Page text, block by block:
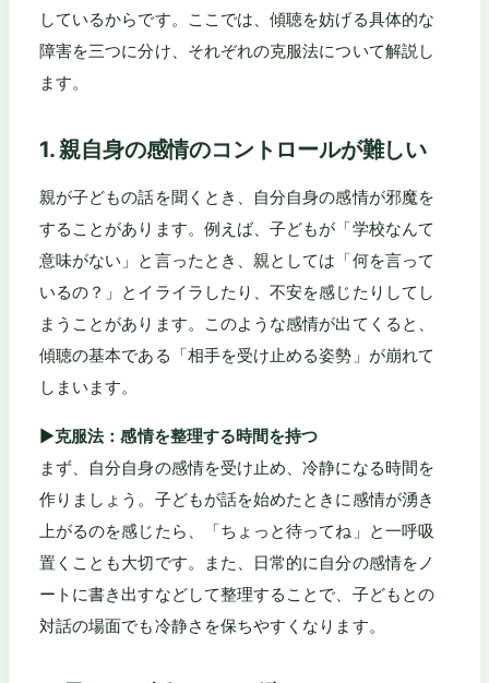
しているからです。ここでは、傾聴を妨げる具体的な
障害を三つに分け、それぞれの克服法について解説し
ます。
1. 親自身の感情のコントロールが難しい
親が子どもの話を聞くとき、自分自身の感情が邪魔を
することがあります。例えば、子どもが「学校なんて
意味がない」と言ったとき、親としては「何を言って
いるの？」とイライラしたり、不安を感じたりしてし
まうことがあります。このような感情が出てくると、
傾聴の基本である「相手を受け止める姿勢」が崩れて
しまいます。
▶克服法：感情を整理する時間を持つ
まず、自分自身の感情を受け止め、冷静になる時間を
作りましょう。子どもが話を始めたときに感情が湧き
上がるのを感じたら、「ちょっと待ってね」と一呼吸
置くことも大切です。また、日常的に自分の感情をノ
ートに書き出すなどして整理することで、子どもとの
対話の場面でも冷静さを保ちやすくなります。